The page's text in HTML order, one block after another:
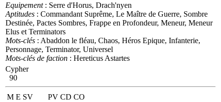
Equipement: Serre d'Horus, Drach'nyen
Aptitudes : Commandant Suprême, Le Maître de Guerre, Sombre
Destinée, Pactes Sombres, Frappe en Profondeur, Meneur, Meneur
Elus et Terminators
Mots-clés : Abaddon le fléau, Chaos, Héros Epique, Infanterie,
Personnage, Terminator, Universel
Mots-clés de faction : Hereticus Astartes
Cypher
90
M E SV PV CD CO